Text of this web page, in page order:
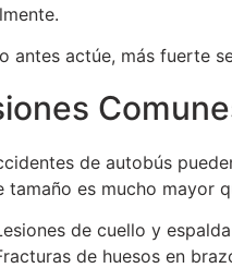
antes actúe, más fuerte
de autobús
tamaño es mucho mayor
de cuello y
de huesos en